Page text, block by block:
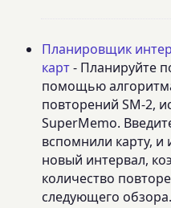
Планировщик
карт- Планируйте
помощью
повторений SM-2,
SuperMemo.
вспомнили карту, и
новый интервал,
количество
следующего